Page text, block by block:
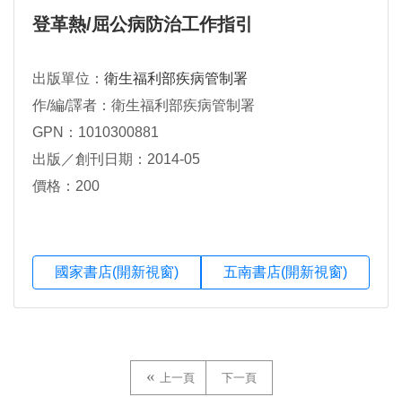
登革熱/屈公病防治工作指引
出版單位： 衛生福利部疾病管制署
作/編/譯者：衛生福利部疾病管制署
GPN：1010300881
出版／創刊日期：2014-05
價格：200
國家書店(開新視窗) 五南書店(開新視窗)
上一頁 下一頁